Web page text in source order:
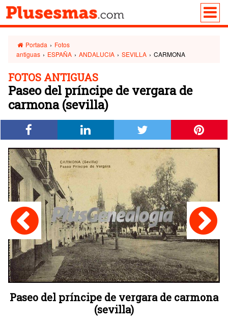
Portada › Fotos
antiguas › ESPAÑA › ANDALUCIA › SEVILLA › CARMONA
FOTOS ANTIGUAS
Paseo del príncipe de vergara de
carmona (sevilla)
Paseo del príncipe de vergara de carmona
(sevilla)